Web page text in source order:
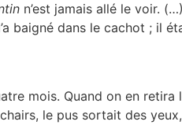
n’est jamais allé le voir. (…)
baigné dans le cachot ; il
mois. Quand on en
le pus sortait des